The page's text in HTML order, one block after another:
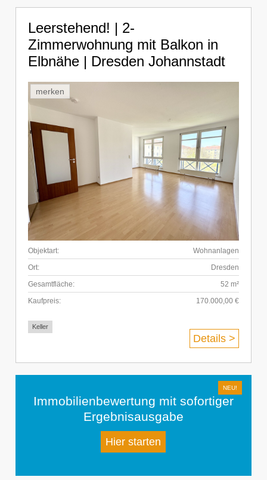
Leerstehend! | 2-
Zimmerwohnung mit Balkon in
Elbnähe | Dresden Johannstadt
merken
Objektart:
Wohnanlagen
Ort:
Dresden
Gesamtfläche:
52 m²
Kaufpreis:
170.000,00 €
Keller
Details >
Immobilienbewertung mit sofortiger
Ergebnisausgabe
Hier starten